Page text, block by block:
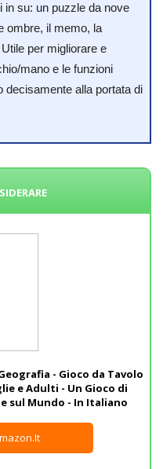
in su: un puzzle da nove
ombre, il memo, la
per migliorare e
mano e le funzioni
decisamente alla portata di
- Gioco da Tavolo
e Adulti - Un Gioco di
sul Mundo - In Italiano